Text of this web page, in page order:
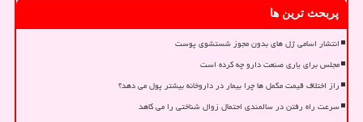
پربحث ترین ها
انتشار اسامی ژل های بدون مجوز شستشوی پوست
مجلس برای یاری صنعت دارو چه کرده است
راز اختلاف قیمت مکمل ها چرا بیمار در داروخانه بیشتر پول می دهد؟
سرعت راه رفتن در سالمندی احتمال زوال شناختی را می کاهد